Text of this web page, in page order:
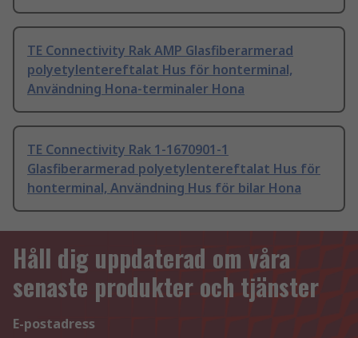
TE Connectivity Rak AMP Glasfiberarmerad
polyetylentereftalat Hus för honterminal,
Användning Hona-terminaler Hona
TE Connectivity Rak 1-1670901-1
Glasfiberarmerad polyetylentereftalat Hus för
honterminal, Användning Hus för bilar Hona
Håll dig uppdaterad om våra
senaste produkter och tjänster
E-postadress